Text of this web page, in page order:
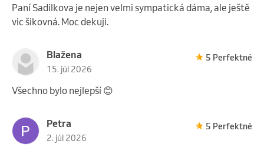
Paní Sadilkova je nejen velmi sympatická dáma, ale ještě
vic šikovná. Moc dekuji.
Blažena
15. júl 2026
5 Perfektné
Všechno bylo nejlepší 😊
Petra
2. júl 2026
5 Perfektné